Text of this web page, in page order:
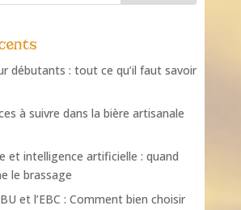
débutants : tout ce qu’il faut savoir
à suivre dans la bière artisanale
et intelligence artificielle : quand
le brassage
et l’EBC : Comment bien choisir